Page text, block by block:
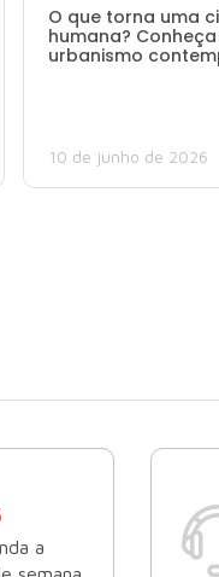
O que torna uma
humana?
urbanismo
10 de junho de 2026
a